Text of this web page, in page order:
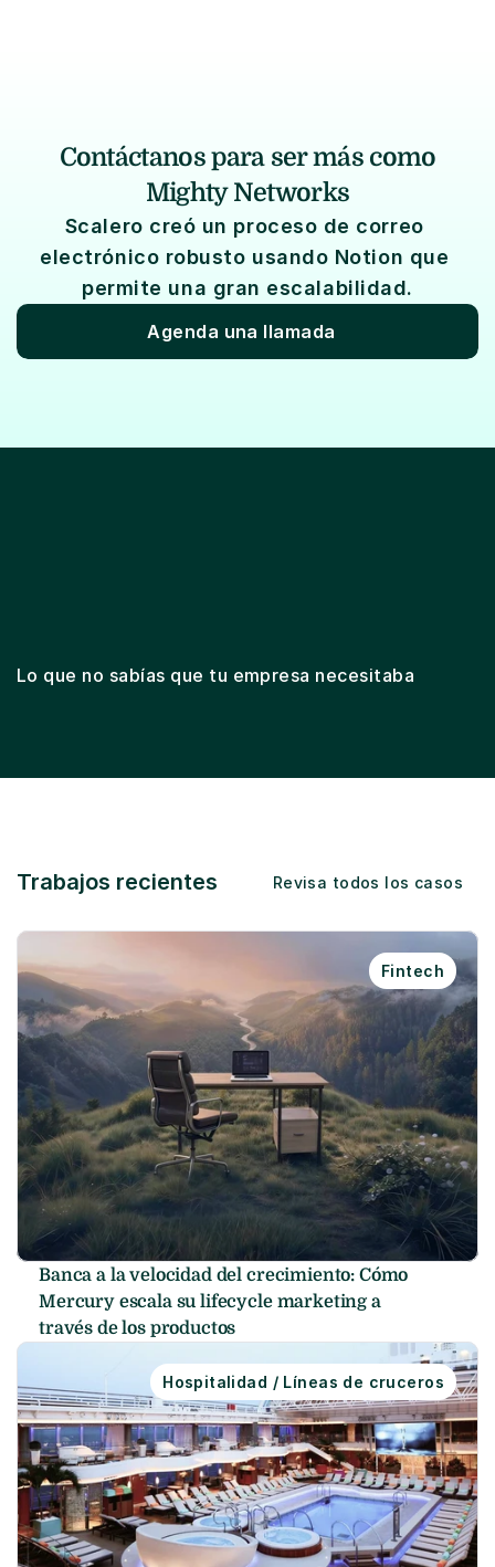
Contáctanos para ser más como
Mighty Networks
Scalero creó un proceso de correo
electrónico robusto usando Notion que
permite una gran escalabilidad.
Agenda una llamada
Lo que no sabías que tu empresa necesitaba
Trabajos recientes Revisa todos los casos
Fintech
Banca a la velocidad del crecimiento: Cómo
Mercury escala su lifecycle marketing a
través de los productos
Hospitalidad / Líneas de cruceros